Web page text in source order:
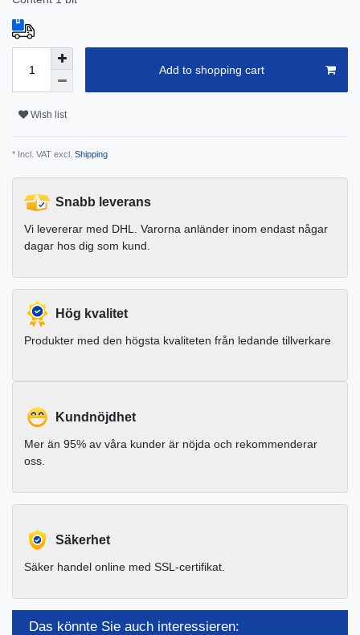
Add to shopping cart
Wish list
* Incl. VAT excl. Shipping
Snabb leverans
Vi levererar med DHL. Varorna anländer inom endast någar
dagar hos dig som kund.
Hög kvalitet
Produkter med den högsta kvaliteten från ledande tillverkare
Kundnöjdhet
Mer än 95% av våra kunder är nöjda och rekommenderar
oss.
Säkerhet
Säker handel online med SSL-certifikat.
Das könnte Sie auch interessieren: